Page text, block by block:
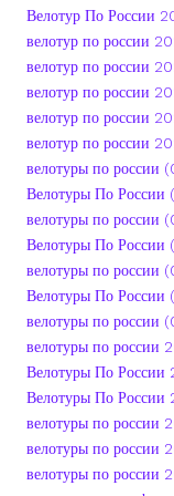
Велотур По России
велотур по россии
велотур по россии
велотур по россии
велотур по россии
велотур по россии
велотуры по россии
Велотуры По России
велотуры по россии
Велотуры По России
велотуры по россии
Велотуры По России
велотуры по россии
велотуры по россии
Велотуры По России
Велотуры По России
велотуры по россии
велотуры по россии
велотуры по россии